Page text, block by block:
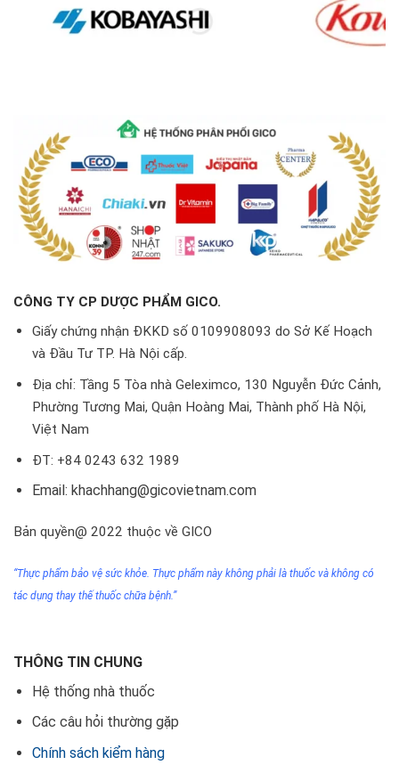
CÔNG TY CP DƯỢC PHẨM GICO.
Giấy chứng nhận ĐKKD số 0109908093 do Sở Kế Hoạch
và Đầu Tư TP. Hà Nội cấp.
Địa chỉ: Tầng 5 Tòa nhà Geleximco, 130 Nguyễn Đức Cảnh,
Phường Tương Mai, Quận Hoàng Mai, Thành phố Hà Nội,
Việt Nam
ĐT: +84 0243 632 1989
Email: khachhang@gicovietnam.com
Bản quyền@ 2022 thuộc về GICO
“Thực phẩm bảo vệ sức khỏe. Thực phẩm này không phải là thuốc và không có
tác dụng thay thế thuốc chữa bệnh.”
THÔNG TIN CHUNG
Hệ thống nhà thuốc
Các câu hỏi thường gặp
Chính sách kiểm hàng